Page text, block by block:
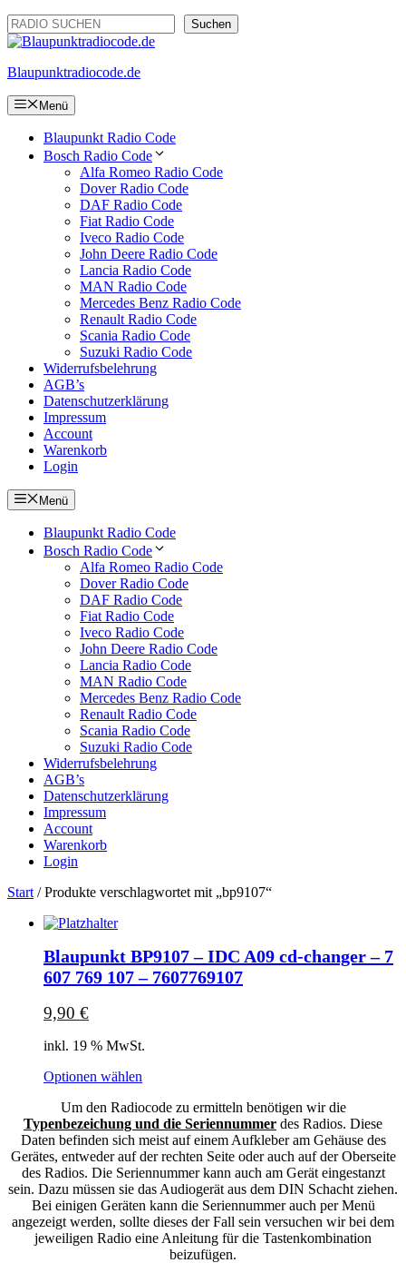
Zum
Inhalt
springen
Suchen Suchen
Blaupunktradiocode.de
Menü
Blaupunkt Radio Code
Bosch Radio Code
Alfa Romeo Radio Code
Dover Radio Code
DAF Radio Code
Fiat Radio Code
Iveco Radio Code
John Deere Radio Code
Lancia Radio Code
MAN Radio Code
Mercedes Benz Radio Code
Renault Radio Code
Scania Radio Code
Suzuki Radio Code
Widerrufsbelehrung
AGB’s
Datenschutzerklärung
Impressum
Account
Warenkorb
Login
Menü
Blaupunkt Radio Code
Bosch Radio Code
Alfa Romeo Radio Code
Dover Radio Code
DAF Radio Code
Fiat Radio Code
Iveco Radio Code
John Deere Radio Code
Lancia Radio Code
MAN Radio Code
Mercedes Benz Radio Code
Renault Radio Code
Scania Radio Code
Suzuki Radio Code
Widerrufsbelehrung
AGB’s
Datenschutzerklärung
Impressum
Account
Warenkorb
Login
Start / Produkte verschlagwortet mit „bp9107“
Blaupunkt BP9107 – IDC A09 cd-changer – 7
607 769 107 – 7607769107
9,90 €
inkl. 19 % MwSt.
Optionen wählen
Um den Radiocode zu ermitteln benötigen wir die
Typenbezeichung und die Seriennummer des Radios. Diese
Daten befinden sich meist auf einem Aufkleber am Gehäuse des
Gerätes, entweder auf der rechten Seite oder auch auf der Oberseite
des Radios. Die Seriennummer kann auch am Gerät eingestanzt
sein. Dazu müssen sie das Audiogerät aus dem DIN Schacht ziehen.
Bei einigen Geräten kann die Seriennummer auch per Menü
angezeigt werden, sollte dieses der Fall sein versuchen wir bei dem
jeweiligen Radio eine Anleitung für die Tastenkombination
beizufügen.